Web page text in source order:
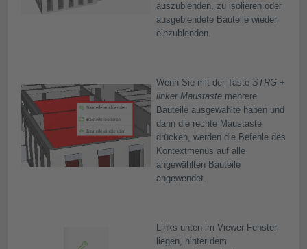
auszublenden, zu isolieren oder
ausgeblendete Bauteile wieder
einzublenden.
Wenn Sie mit der Taste STRG +
linker Maustaste mehrere
Bauteile ausgewählte haben und
dann die rechte Maustaste
drücken, werden die Befehle des
Kontextmenüs auf alle
angewählten Bauteile
angewendet.
Links unten im Viewer-Fenster
liegen, hinter dem